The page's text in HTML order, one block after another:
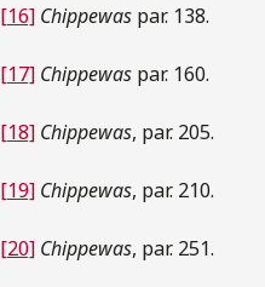
[16] Chippewas par. 138.
[17] Chippewas par. 160.
[18] Chippewas, par. 205.
[19] Chippewas, par. 210.
[20] Chippewas, par. 251.